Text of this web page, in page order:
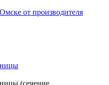
от производителя
(сечение